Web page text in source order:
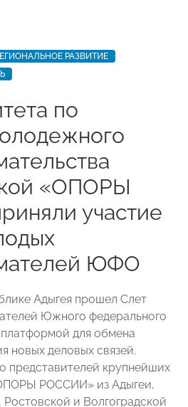
РАЗВИТИЕ
по
«ОПОРЫ
участие
ЮФО
Адыгея прошел Слет
Южного федерального
для обмена
новых деловых связей.
представителей крупнейших
РОССИИ» из Адыгеи,
Ростовской и Волгоградской